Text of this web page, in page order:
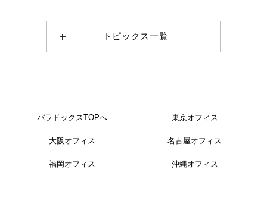
トピックス一覧
パラドックスTOPへ 東京オフィス
大阪オフィス 名古屋オフィス
福岡オフィス 沖縄オフィス